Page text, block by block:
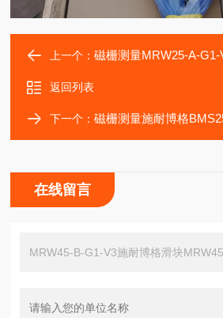
上一个：磁栅测量MRW25-A-G1-V3滑块
返回列表
下一个：磁栅测量施耐博格BMS25-C-G0-
在线留言